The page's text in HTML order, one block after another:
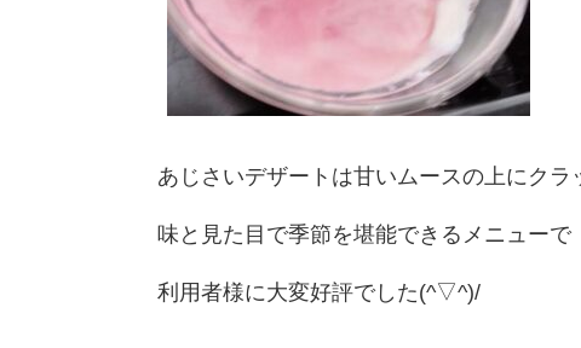
あじさいデザートは甘いムースの上にクラ
味と見た目で季節を堪能できるメニューで
利用者様に大変好評でした(^▽^)/